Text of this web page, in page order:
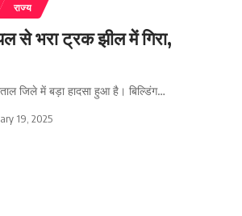
राज्य
से भरा ट्रक झील में गिरा,
जिले में बड़ा हादसा हुआ है। बिल्डिंग…
19, 2025